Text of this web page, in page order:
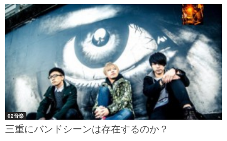
02音楽
三重にバンドシーンは存在するのか？